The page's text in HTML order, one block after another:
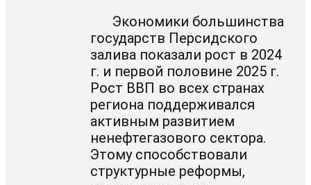
Экономики большинства
государств Персидского
залива показали рост в 2024
г. и первой половине 2025 г.
Рост ВВП во всех странах
региона поддерживался
активным развитием
ненефтегазового сектора.
Этому способствовали
структурные реформы,